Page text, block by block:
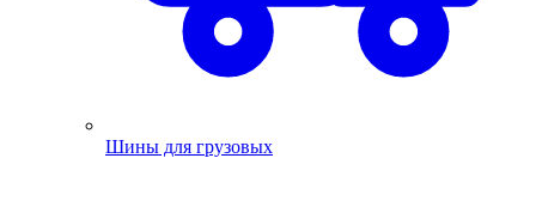
Шины для грузовых